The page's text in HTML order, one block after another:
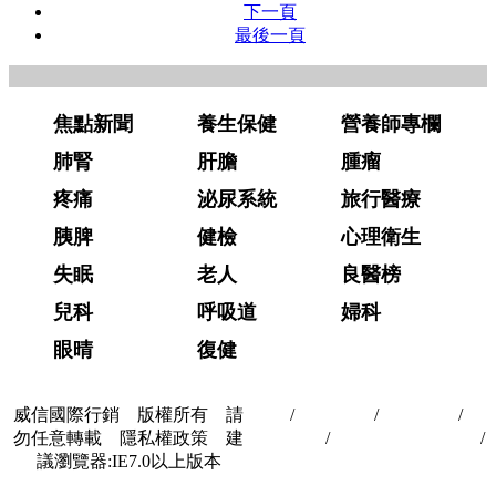
下一頁
最後一頁
焦點新聞 養生保健
營養師專欄
肺腎
肝膽
腫瘤
疼痛
泌尿系統
旅行醫療
胰脾
健檢
心理衛生
失眠
老人
良醫榜
兒科
呼吸道
婦科
眼晴
復健
威信國際行銷 版權所有 請
勿任意轉載 隱私權政策 建
議瀏覽器:IE7.0以上版本
/ / /
/
/